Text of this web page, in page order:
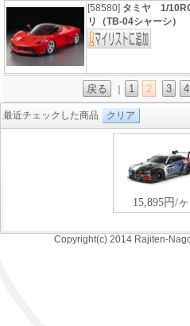
[58580] タミヤ 1/
リ（TB-04シャーシ）
戻る 1 2 3 4
最近チェックした商品 クリア
Copyright(c) 2014 Rajiten-